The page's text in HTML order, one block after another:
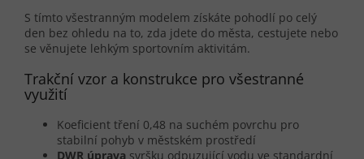
S tímto všestranným modelem získáte pohodlí po celý
den bez ohledu na to, zda jdete do města, cestujete nebo
se věnujete lehkým sportovním aktivitám.
Trakční vzor a konstrukce pro všestranné
využití
Koeficient tření 0,48 na suchém povrchu pro
stabilní pohyb v městském prostředí
DWR úprava svršku odpuzující vodu ve standardní